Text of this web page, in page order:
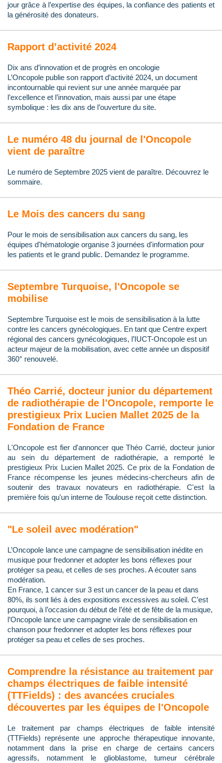
jour grâce à l’expertise des équipes, la confiance des patients et
la générosité des donateurs.
Rapport d’activité 2024
Dix ans d’innovation et de progrès en oncologie
L’Oncopole publie son rapport d’activité 2024, un document
incontournable qui revient sur une année marquée par
l’excellence et l’innovation, mais aussi par une étape
symbolique : les dix ans de l’ouverture du site.
Le numéro 48 du journal de l'Oncopole
vient de paraître
Le numéro de Septembre 2025 vient de paraître. Découvrez le
sommaire.
Le Mois des cancers du sang
Pour le mois de sensibilisation aux cancers du sang, les
équipes d'hématologie organise 3 journées d'information pour
les patients et le grand public. Demandez le programme.
Septembre Turquoise, l'Oncopole se
mobilise
Septembre Turquoise est le mois de sensibilisation à la lutte
contre les cancers gynécologiques. En tant que Centre expert
régional des cancers gynécologiques, l’IUCT-Oncopole est un
acteur majeur de la mobilisation, avec cette année un dispositif
360° renouvelé.
Théo Carrié, docteur junior du département
de radiothérapie de l'Oncopole, remporte le
prestigieux Prix Lucien Mallet 2025 de la
Fondation de France
L'Oncopole est fier d'annoncer que Théo Carrié, docteur junior
au sein du département de radiothérapie, a remporté le
prestigieux Prix Lucien Mallet 2025. Ce prix de la Fondation de
France récompense les jeunes médecins-chercheurs afin de
soutenir des travaux novateurs en radiothérapie. C'est la
première fois qu'un interne de Toulouse reçoit cette distinction.
"Le soleil avec modération"
L’Oncopole lance une campagne de sensibilisation inédite en
musique pour fredonner et adopter les bons réflexes pour
protéger sa peau, et celles de ses proches. A écouter sans
modération.
En France, 1 cancer sur 3 est un cancer de la peau et dans
80%, ils sont liés à des expositions excessives au soleil. C’est
pourquoi, à l’occasion du début de l’été et de fête de la musique,
l’Oncopole lance une campagne virale de sensibilisation en
chanson pour fredonner et adopter les bons réflexes pour
protéger sa peau et celles de ses proches.
Comprendre la résistance au traitement par
champs électriques de faible intensité
(TTFields) : des avancées cruciales
découvertes par les équipes de l'Oncopole
Le traitement par champs électriques de faible intensité
(TTFields) représente une approche thérapeutique innovante,
notamment dans la prise en charge de certains cancers
agressifs, notamment le glioblastome, tumeur cérébrale